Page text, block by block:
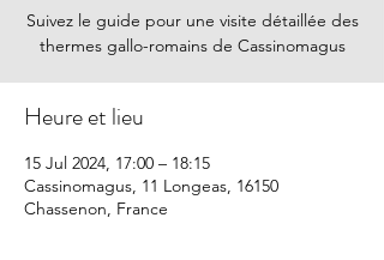
Suivez le guide pour une visite détaillée des
thermes gallo-romains de Cassinomagus
Heure et lieu
15 Jul 2024, 17:00 – 18:15
Cassinomagus, 11 Longeas, 16150
Chassenon, France